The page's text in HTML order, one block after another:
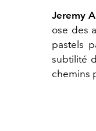
Jeremy
ose des
pastels
subtilité
chemins